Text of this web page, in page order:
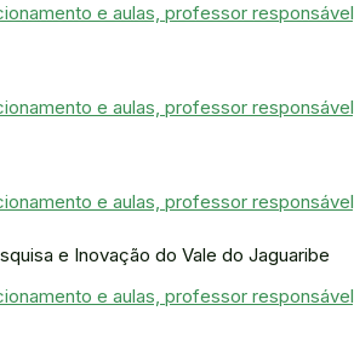
e aulas, professor
e aulas, professor
e aulas, professor
e Inovação do Vale do Jaguaribe
e aulas, professor